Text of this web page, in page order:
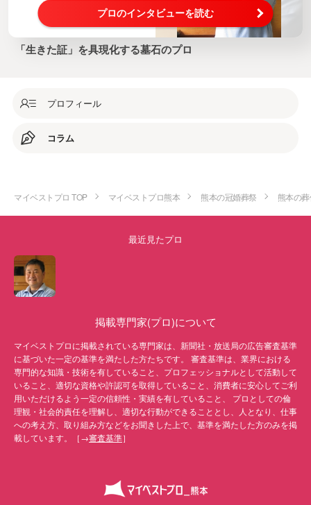
プロのインタビューを読む
「生きた証」を具現化する墓石のプロ
プロフィール
コラム
マイベストプロ TOP マイベストプロ熊本 熊本の冠婚葬祭 熊本の
最近見たプロ
掲載専門家(プロ)について
マイベストプロに掲載されている専門家は、新聞社・放送局の広告審査基準
に基づいた一定の基準を満たした方たちです。 審査基準は、業界における
専門的な知識・技術を有していること、プロフェッショナルとして活動して
いること、適切な資格や許認可を取得していること、消費者に安心してご利
用いただけるよう一定の信頼性・実績を有していること、 プロとしての倫
理観・社会的責任を理解し、適切な行動ができることとし、人となり、仕事
への考え方、取り組み方などをお聞きした上で、基準を満たした方のみを掲
載しています。［→審査基準］